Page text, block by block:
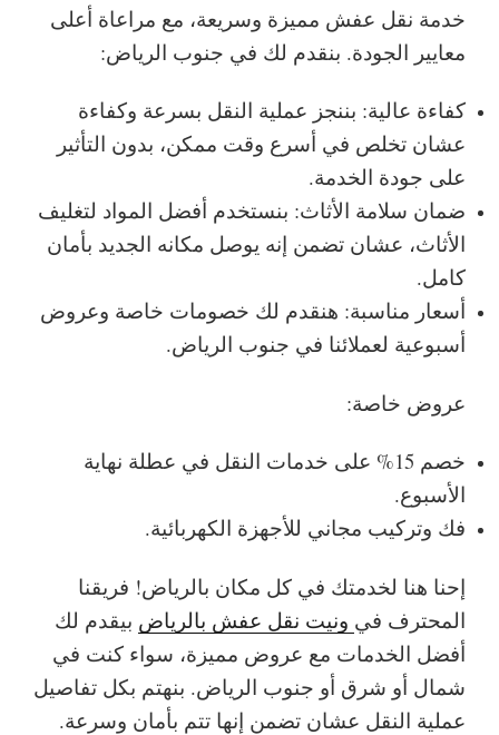
خدمة نقل عفش مميزة وسريعة، مع مراعاة أعلى
معايير الجودة. بنقدم لك في جنوب الرياض:
كفاءة عالية: بننجز عملية النقل بسرعة وكفاءة
عشان تخلص في أسرع وقت ممكن، بدون التأثير
على جودة الخدمة.
ضمان سلامة الأثاث: بنستخدم أفضل المواد لتغليف
الأثاث، عشان تضمن إنه يوصل مكانه الجديد بأمان
كامل.
أسعار مناسبة: هنقدم لك خصومات خاصة وعروض
أسبوعية لعملائنا في جنوب الرياض.
عروض خاصة:
خصم 15% على خدمات النقل في عطلة نهاية
الأسبوع.
فك وتركيب مجاني للأجهزة الكهربائية.
إحنا هنا لخدمتك في كل مكان بالرياض! فريقنا
المحترف في ونيت نقل عفش بالرياض بيقدم لك
أفضل الخدمات مع عروض مميزة، سواء كنت في
شمال أو شرق أو جنوب الرياض. بنهتم بكل تفاصيل
عملية النقل عشان تضمن إنها تتم بأمان وسرعة.